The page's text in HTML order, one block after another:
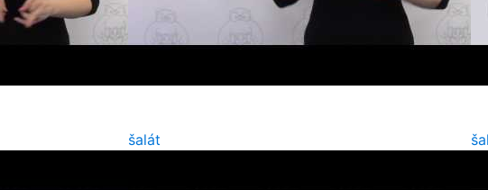
šalát